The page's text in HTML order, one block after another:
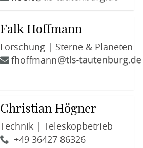
Falk Hoffmann
Forschung | Sterne & Planeten
fhoffmann
Christian Högner
Technik | Teleskopbetrieb
+49 36427 86326